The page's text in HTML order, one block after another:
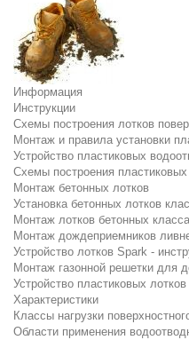
Информация
Инструкции
Схемы построения лотков
Монтаж и правила установки
Устройство пластиковых
Схемы построения пластиковых
Монтаж бетонных лотков
Установка бетонных лотков
Монтаж лотков бетонных
Монтаж дождеприемников
Устройство лотков Spark -
Монтаж газонной решетки для
Устройство пластиковых
Характеристики
Классы нагрузки
Области применения